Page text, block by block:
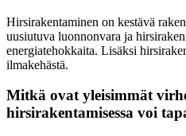
Hirsirakentaminen on kestävä
uusiutuva luonnonvara ja
energiatehokkaita. Lisäksi
ilmakehästä.
Mitkä ovat yleisimmät
hirsirakentamisessa voi